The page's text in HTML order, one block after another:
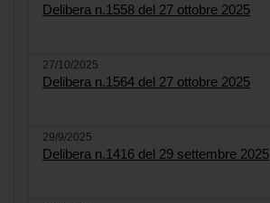
Delibera n.1558 del 27 ottobre 2025
27/10/2025
Delibera n.1564 del 27 ottobre 2025
29/9/2025
Delibera n.1416 del 29 settembre 2025